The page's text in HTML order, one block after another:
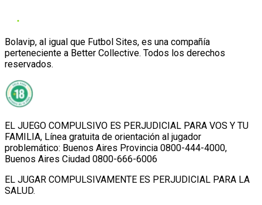
Bolavip, al igual que Futbol Sites, es una compañía
perteneciente a Better Collective. Todos los derechos
reservados.
EL JUEGO COMPULSIVO ES PERJUDICIAL PARA VOS Y TU
FAMILIA, Línea gratuita de orientación al jugador
problemático: Buenos Aires Provincia 0800-444-4000,
Buenos Aires Ciudad 0800-666-6006
EL JUGAR COMPULSIVAMENTE ES PERJUDICIAL PARA LA
SALUD.